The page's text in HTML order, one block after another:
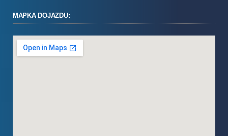
MAPKA DOJAZDU: